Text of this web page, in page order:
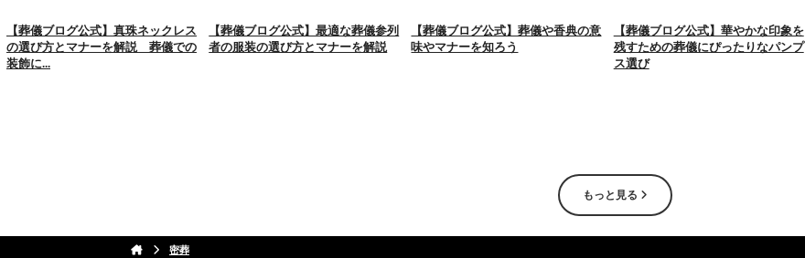
【葬儀ブログ公式】真珠ネックレス
の選び方とマナーを解説 葬儀での
装飾に...
【葬儀ブログ公式】最適な葬儀参列
者の服装の選び方とマナーを解説
【葬儀ブログ公式】葬儀や香典の意
味やマナーを知ろう
【葬儀ブログ公式】華やかな印象を
残すための葬儀にぴったりなパンプ
ス選び
もっと見る
密葬